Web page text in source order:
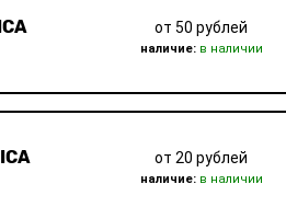
от 50 рублей
наличие:в наличии
от 20 рублей
наличие:в наличии